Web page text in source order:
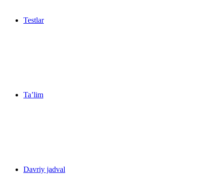
Testlar
Ta’lim
Davriy jadval